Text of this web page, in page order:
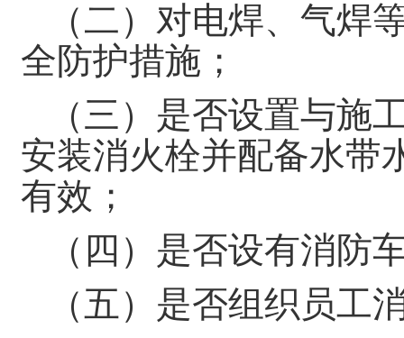
（二）对电焊、气焊
全防护措施；
（三）是否设置与施
安装消火栓并配备水带
有效；
（四）是否设有消防
（五）是否组织员工